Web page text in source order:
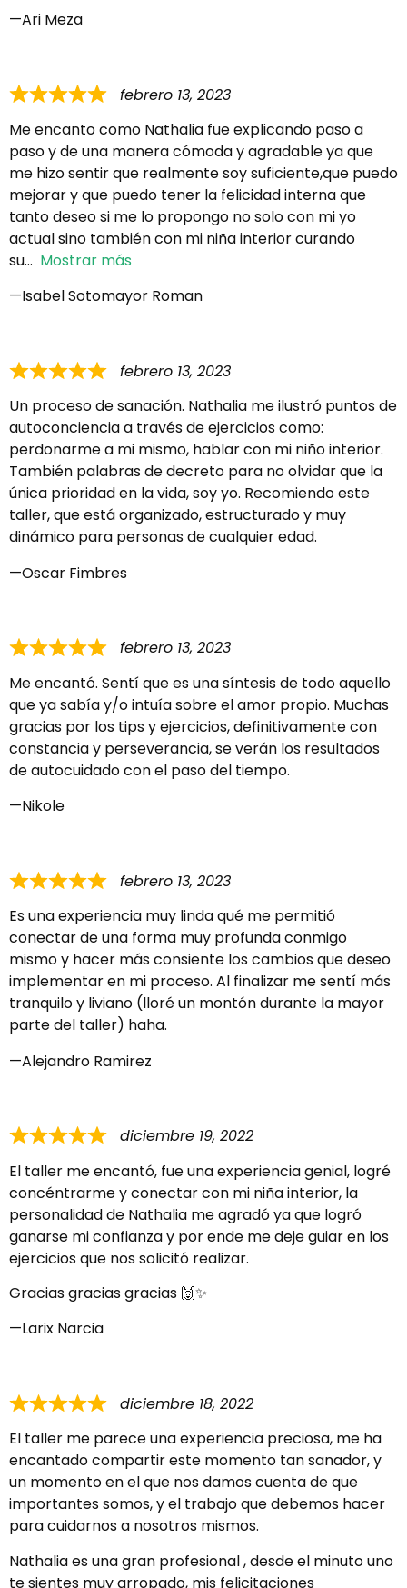
Ari Meza
febrero 13, 2023
Me encanto como Nathalia fue explicando paso a
paso y de una manera cómoda y agradable ya que
me hizo sentir que realmente soy suficiente,que puedo
mejorar y que puedo tener la felicidad interna que
tanto deseo si me lo propongo no solo con mi yo
actual sino también con mi niña interior curando
su
Mostrar más
Isabel Sotomayor Roman
febrero 13, 2023
Un proceso de sanación. Nathalia me ilustró puntos de
autoconciencia a través de ejercicios como:
perdonarme a mi mismo, hablar con mi niño interior.
También palabras de decreto para no olvidar que la
única prioridad en la vida, soy yo. Recomiendo este
taller, que está organizado, estructurado y muy
dinámico para personas de cualquier edad.
Oscar Fimbres
febrero 13, 2023
Me encantó. Sentí que es una síntesis de todo aquello
que ya sabía y/o intuía sobre el amor propio. Muchas
gracias por los tips y ejercicios, definitivamente con
constancia y perseverancia, se verán los resultados
de autocuidado con el paso del tiempo.
Nikole
febrero 13, 2023
Es una experiencia muy linda qué me permitió
conectar de una forma muy profunda conmigo
mismo y hacer más consiente los cambios que deseo
implementar en mi proceso. Al finalizar me sentí más
tranquilo y liviano (lloré un montón durante la mayor
parte del taller) haha.
Alejandro Ramirez
diciembre 19, 2022
El taller me encantó, fue una experiencia genial, logré
concéntrarme y conectar con mi niña interior, la
personalidad de Nathalia me agradó ya que logró
ganarse mi confianza y por ende me deje guiar en los
ejercicios que nos solicitó realizar.
Gracias gracias gracias 🙌✨️
Larix Narcia
diciembre 18, 2022
El taller me parece una experiencia preciosa, me ha
encantado compartir este momento tan sanador, y
un momento en el que nos damos cuenta de que
importantes somos, y el trabajo que debemos hacer
para cuidarnos a nosotros mismos.
Nathalia es una gran profesional , desde el minuto uno
te sientes muy arropado, mis felicitaciones